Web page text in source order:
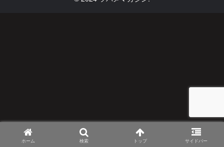
ホーム 検索 トップ サイドバー